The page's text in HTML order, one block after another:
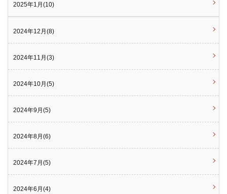
2025年1月(10)
2024年12月(8)
2024年11月(3)
2024年10月(5)
2024年9月(5)
2024年8月(6)
2024年7月(5)
2024年6月(4)